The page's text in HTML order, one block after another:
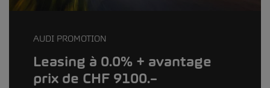
AUDI PROMOTION
Leasing à 0.0% + avantage
prix de CHF 9100.–